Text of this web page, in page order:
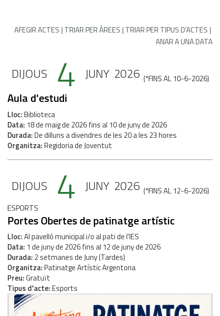
AFEGIR ACTES TRIAR PER ÀREES TRIAR PER TIPUS D'ACTES
ANAR A UNA DATA
DIJOUS 4 JUNY 2026 (*FINS AL 10-6-2026)
Aula d'estudi
Lloc Biblioteca
Data 18demaigde 2026fins al 10dejunyde 2026
Durada De dilluns a divendres de les 20 a les 23 hores
Organitza Regidoria de Joventut
DIJOUS 4 JUNY 2026 (*FINS AL 12-6-2026)
ESPORTS
Portes Obertes de patinatge artístic
Lloc Al pavelló municipal i/o al pati de l'IES
Data 1 dejunyde 2026fins al 12dejunyde 2026
Durada 2 setmanes de Juny (Tardes)
Organitza Patinatge Artístic Argentona
Preu Gratuït
Tipus d'acte Esports